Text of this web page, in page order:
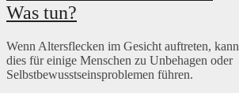
Was tun?
Wenn Altersflecken im Gesicht auftreten, kann
dies für einige Menschen zu Unbehagen oder
Selbstbewusstseinsproblemen führen.